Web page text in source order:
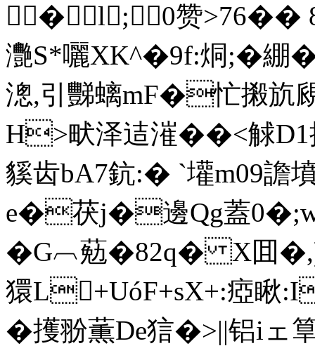
�l; 0赞>76�� 8
灧S*囇XK^�9f:烔;�綳
漗,引豒螭mF�忙摋斻
H>畎泽迼漼��<觩
貕齿bA7鈧:� `壦m09譫
e�茯j�邊Qg蓋
�G︹葂�82q� X囬
獧L+UóF+sX+:瘂瞅
� 擭翂薫De狺�>||铝iェ